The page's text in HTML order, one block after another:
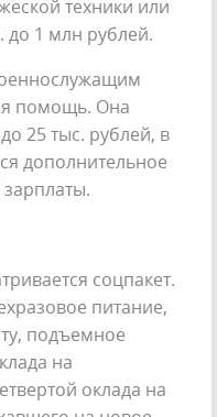
техники или
до 1 млн рублей.
помощь. Она
25 тыс. рублей, в
дополнительное
соцпакет.
питание,
подъемное
на
оклада на